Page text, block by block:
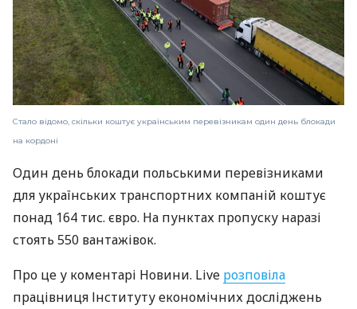
Стало відомо, скільки коштує українським перевізникам один день блокади
на кордоні
Один день блокади польськими перевізниками
для українських транспортних компаній коштує
понад 164 тис. євро. На пунктах пропуску наразі
стоять 550 вантажівок.
Про це у коментарі Новини. Live розповіла
працівниця Інституту економічних досліджень